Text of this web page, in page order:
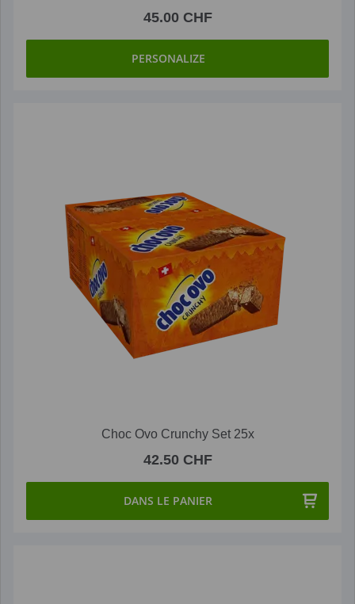
45.00 CHF
PERSONALIZE
Choc Ovo Crunchy Set 25x
42.50 CHF
DANS LE PANIER